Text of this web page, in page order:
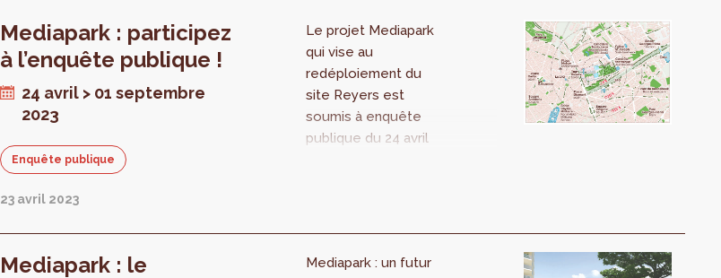
Mediapark : participez
à l’enquête publique !
24 avril > 01 septembre
2023
Enquête publique
23 avril 2023
Le projet Mediapark
qui vise au
redéploiement du
site Reyers est
soumis à enquête
publique du 24 avril
abords directs d’un
Mediapark : le
Mediapark : un futur